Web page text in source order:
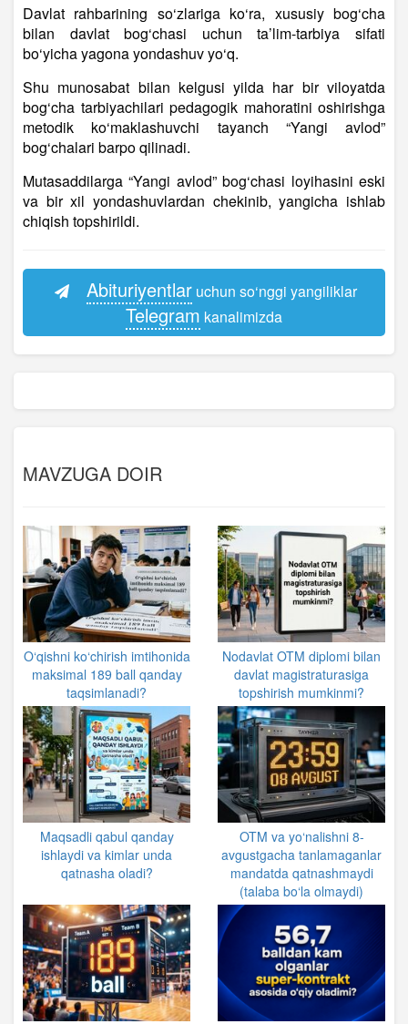
Davlat rahbarining so‘zlariga ko‘ra, xususiy bog‘cha
bilan davlat bog‘chasi uchun ta’lim-tarbiya sifati
bo‘yicha yagona yondashuv yo‘q.
Shu munosabat bilan kelgusi yilda har bir viloyatda
bog‘cha tarbiyachilari pedagogik mahoratini oshirishga
metodik ko‘maklashuvchi tayanch “Yangi avlod”
bog‘chalari barpo qilinadi.
Mutasaddilarga “Yangi avlod” bog‘chasi loyihasini eski
va bir xil yondashuvlardan chekinib, yangicha ishlab
chiqish topshirildi.
Abituriyentlaruchun so‘nggi yangiliklar
Telegram kanalimizda
MAVZUGA DOIR
O‘qishni ko‘chirish imtihonida
maksimal 189 ball qanday
taqsimlanadi?
Nodavlat OTM diplomi bilan
davlat magistraturasiga
topshirish mumkinmi?
Maqsadli qabul qanday
ishlaydi va kimlar unda
qatnasha oladi?
OTM va yo‘nalishni 8-
avgustgacha tanlamaganlar
mandatda qatnashmaydi
(talaba bo‘la olmaydi)